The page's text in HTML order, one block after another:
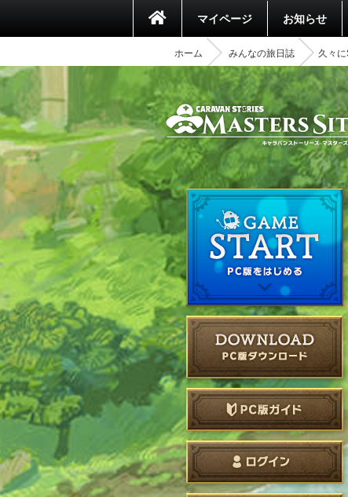
マイページ お知らせ
ホーム みんなの旅日誌 久々